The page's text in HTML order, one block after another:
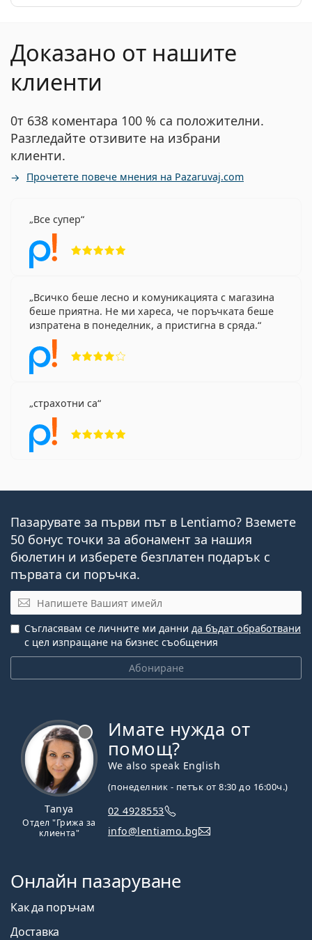
Доказано от нашите
клиенти
0т 638 коментара 100 % са положителни.
Разгледайте отзивите на избрани
клиенти.
Прочетете повече мнения на Pazaruvaj.com
Все супер
Всичко беше лесно и комуникацията с магазина
беше приятна. Не ми хареса, че поръчката беше
изпратена в понеделник, а пристигна в сряда.
страхотни са
Пазарувате за първи път в Lentiamo? Вземете
50 бонус точки за абонамент за нашия
бюлетин и изберете безплатен подарък с
първата си поръчка.
Имейл
Абониране
Съгласявам се личните ми данни да бъдат обработвани
с цел изпращане на бизнес съобщения
Tanya
Отдел "Грижа за
клиента"
Имате нужда от
помощ?
We also speak English
(понеделник - петък от 8:30 до 16:00ч.)
02 4928553
info@lentiamo.bg
Онлайн пазаруване
Как да поръчам
Доставка